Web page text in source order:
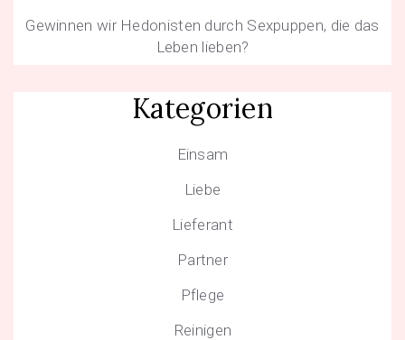
Gewinnen wir Hedonisten durch Sexpuppen, die das
Leben lieben?
Kategorien
Einsam
Liebe
Lieferant
Partner
Pflege
Reinigen